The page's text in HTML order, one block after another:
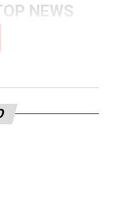
NEWS